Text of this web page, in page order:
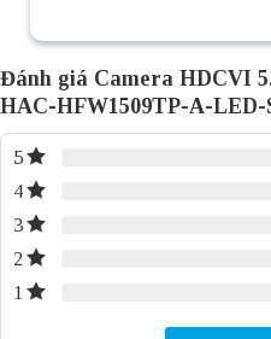
Đánh giá Camera HDCVI
HAC-HFW1509TP-A-LED-
5
4
3
2
1